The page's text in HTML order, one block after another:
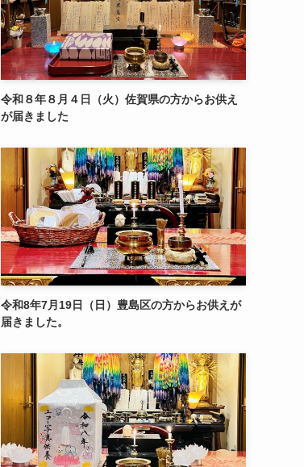
令和８年８月４日（火）佐賀県の方からお供え
が届きました
令和8年7月19日（日）豊島区の方からお供えが
届きました。